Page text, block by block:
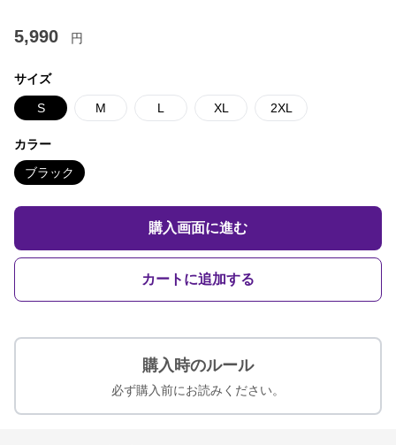
5,990 円
サイズ
S M L XL 2XL
カラー
ブラック
購入画面に進む
カートに追加する
購入時のルール
必ず購入前にお読みください。